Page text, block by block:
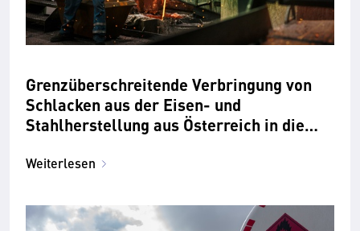
Grenzüberschreitende Verbringung von
Schlacken aus der Eisen- und
Stahlherstellung aus Österreich in die
Weiterlesen